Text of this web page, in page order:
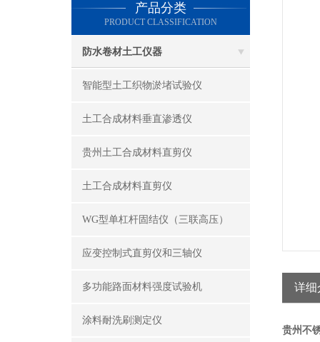
产品分类
PRODUCT CLASSIFICATION
防水卷材土工仪器
智能型土工织物淤堵试验仪
土工合成材料垂直渗透仪
贵州土工合成材料直剪仪
土工合成材料直剪仪
WG型单杠杆固结仪（三联高压）
应变控制式直剪仪和三轴仪
多功能路面材料强度试验机
涂料耐洗刷测定仪
详细
贵州不